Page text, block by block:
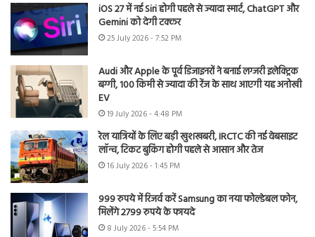
iOS 27 में नई Siri होगी पहले से ज्यादा स्मार्ट, ChatGPT और
Gemini को देगी टक्कर
25 July 2026 - 7:52 PM
Audi और Apple के पूर्व डिजाइनरों ने बनाई लग्जरी इलेक्ट्रिक
बग्गी, 100 किमी से ज्यादा की रेंज के साथ आएगी यह अनोखी
EV
19 July 2026 - 4:48 PM
रेल यात्रियों के लिए बड़ी खुशखबरी, IRCTC की नई वेबसाइट
लॉन्च, टिकट बुकिंग होगी पहले से आसान और तेज
16 July 2026 - 1:45 PM
999 रुपये में रिजर्व करें Samsung का नया फोल्डेबल फोन,
मिलेंगे 2799 रुपये के फायदे
8 July 2026 - 5:54 PM